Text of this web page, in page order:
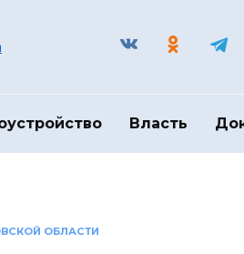
Власть
ОБЛАСТИ